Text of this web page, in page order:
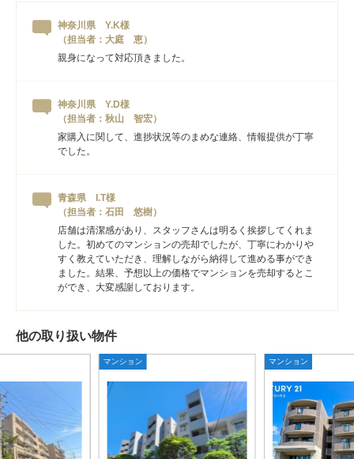
神奈川県 Y.K様
（担当者：大庭 恵）
親身になって対応頂きました。
神奈川県 Y.D様
（担当者：秋山 智宏）
家購入に関して、進捗状況等のまめな連絡、情報提供が丁寧
でした。
青森県 I.T様
（担当者：石田 悠樹）
店舗は清潔感があり、スタッフさんは明るく挨拶してくれま
した。初めてのマンションの売却でしたが、丁寧にわかりや
すく教えていただき、理解しながら納得して進める事ができ
ました。結果、予想以上の価格でマンションを売却するとこ
ができ、大変感謝しております。
他の取り扱い物件
マンション マンション